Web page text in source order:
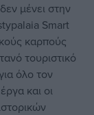
μένει στην
Smart
καρπούς
τουριστικό
όλο τον
και οι